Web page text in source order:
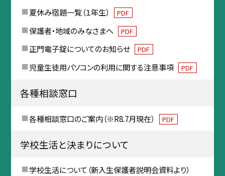
夏休み宿題一覧（１年生） PDF
保護者・地域のみなさまへ PDF
正門電子錠についてのお知らせ PDF
児童生徒用パソコンの利用に関する注意事項 PDF
各種相談窓口
各種相談窓口のご案内（※R8.7月現在） PDF
学校生活と決まりについて
学校生活について（新入生保護者説明会資料より）